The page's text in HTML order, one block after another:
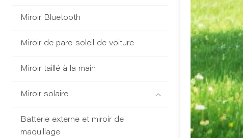
Miroir Bluetooth
Miroir de pare-soleil de voiture
Miroir taillé à la main
Miroir solaire
Batterie externe et miroir de
maquillage